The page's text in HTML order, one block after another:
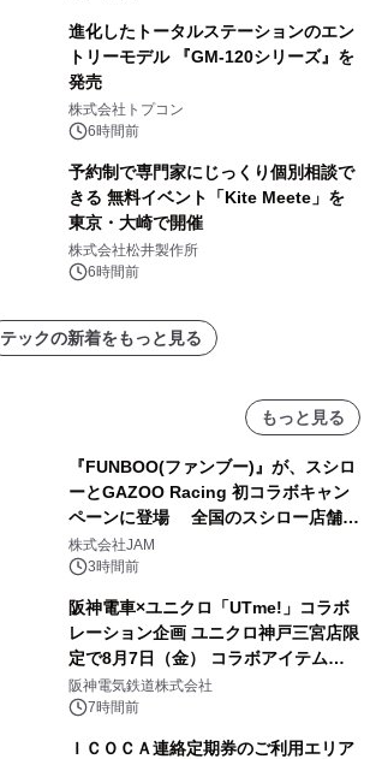
進化したトータルステーションのエン
トリーモデル 『GM-120シリーズ』を
発売
株式会社トプコン
6時間前
予約制で専門家にじっくり個別相談で
きる 無料イベント「Kite Meete」を
東京・大崎で開催
株式会社松井製作所
6時間前
テックの新着をもっと見る
もっと見る
『FUNBOO(ファンブー)』が、スシロ
ーとGAZOO Racing 初コラボキャン
ペーンに登場 全国のスシロー店舗で
GR 4車種の FUNBOO(ミニカー)付き
メニューが展開されます
株式会社JAM
3時間前
阪神電車×ユニクロ「UTme!」コラボ
レーション企画 ユニクロ神戸三宮店限
定で8月7日（金） コラボアイテムが
発売決定！
阪神電気鉄道株式会社
7時間前
ＩＣＯＣＡ連絡定期券のご利用エリア